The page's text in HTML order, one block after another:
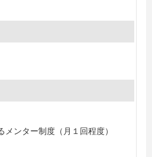
ンター制度（月１回程度）